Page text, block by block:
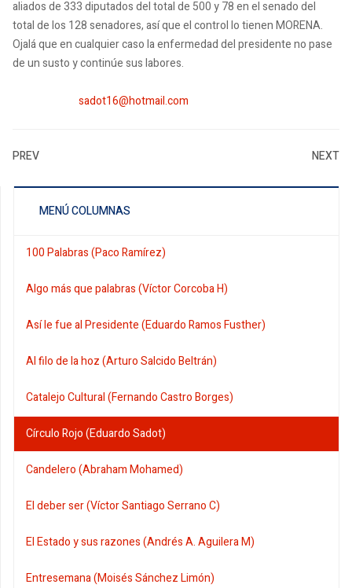
aliados de 333 diputados del total de 500 y 78 en el senado del
total de los 128 senadores, así que el control lo tienen MORENA.
Ojalá que en cualquier caso la enfermedad del presidente no pase
de un susto y continúe sus labores.
sadot16@hotmail.com
PREV NEXT
MENÚ COLUMNAS
100 Palabras (Paco Ramírez)
Algo más que palabras (Víctor Corcoba H)
Así le fue al Presidente (Eduardo Ramos Fusther)
Al filo de la hoz (Arturo Salcido Beltrán)
Catalejo Cultural (Fernando Castro Borges)
Círculo Rojo (Eduardo Sadot)
Candelero (Abraham Mohamed)
El deber ser (Víctor Santiago Serrano C)
El Estado y sus razones (Andrés A. Aguilera M)
Entresemana (Moisés Sánchez Limón)